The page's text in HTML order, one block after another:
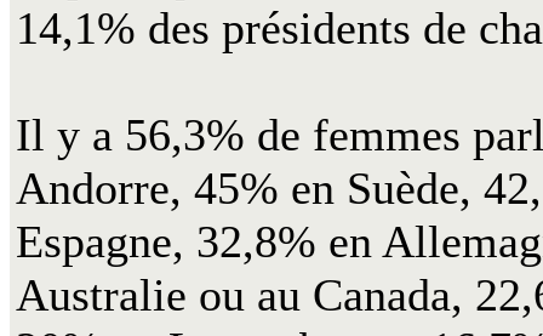
14,1% des présidents de
Il y a 56,3% de femmes
Andorre, 45% en Suède,
Espagne, 32,8% en
Australie ou au Canada,